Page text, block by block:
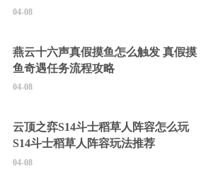
04-08
燕云十六声真假摸鱼怎么触发 真假摸
鱼奇遇任务流程攻略
04-08
云顶之弈S14斗士稻草人阵容怎么玩
S14斗士稻草人阵容玩法推荐
04-08